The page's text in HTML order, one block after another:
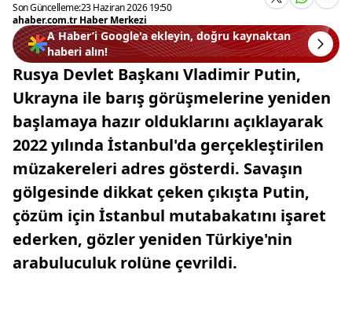
Son Güncelleme:23 Haziran 2026 19:50
ahaber.com.tr Haber Merkezi
A Haber’i Google'a ekleyin, doğru kaynaktan
haberi alın!
Rusya Devlet Başkanı Vladimir Putin,
Ukrayna ile barış görüşmelerine yeniden
başlamaya hazır olduklarını açıklayarak
2022 yılında İstanbul'da gerçekleştirilen
müzakereleri adres gösterdi. Savaşın
gölgesinde dikkat çeken çıkışta Putin,
çözüm için İstanbul mutabakatını işaret
ederken, gözler yeniden Türkiye'nin
arabuluculuk rolüne çevrildi.